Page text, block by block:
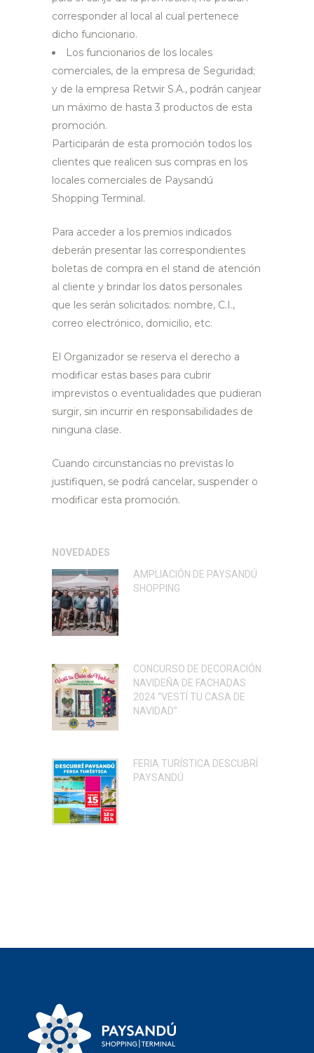
corresponder al local al cual pertenece
dicho funcionario.
Los funcionarios de los locales
comerciales, de la empresa de Seguridad;
y de la empresa Retwir S.A., podrán canjear
un máximo de hasta 3 productos de esta
promoción.
Participarán de esta promoción todos los
clientes que realicen sus compras en los
locales comerciales de Paysandú
Shopping Terminal.
Para acceder a los premios indicados
deberán presentar las correspondientes
boletas de compra en el stand de atención
al cliente y brindar los datos personales
que les serán solicitados: nombre, C.I.,
correo electrónico, domicilio, etc.
El Organizador se reserva el derecho a
modificar estas bases para cubrir
imprevistos o eventualidades que pudieran
surgir, sin incurrir en responsabilidades de
ninguna clase.
Cuando circunstancias no previstas lo
justifiquen, se podrá cancelar, suspender o
modificar esta promoción.
NOVEDADES
AMPLIACIÓN DE PAYSANDÚ
SHOPPING
CONCURSO DE DECORACIÓN
NAVIDEÑA DE FACHADAS
2024 “VESTÍ TU CASA DE
NAVIDAD”
FERIA TURÍSTICA DESCUBRÍ
PAYSANDÚ